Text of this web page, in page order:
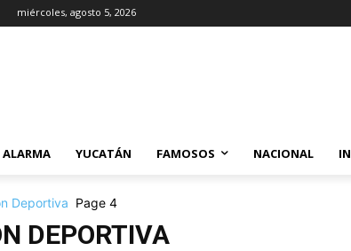
miércoles, agosto 5, 2026
ALARMA YUCATÁN FAMOSOS NACIONAL
Deportiva Page 4
DEPORTIVA